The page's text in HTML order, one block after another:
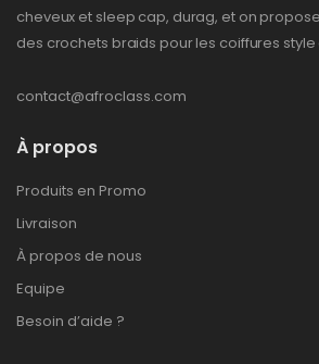
cheveux et sleep cap, durag, et on
des crochets braids pour les coiffures style
contact@afroclass.com
À propos
Produits en Promo
Livraison
À propos de nous
Equipe
Besoin d’aide ?